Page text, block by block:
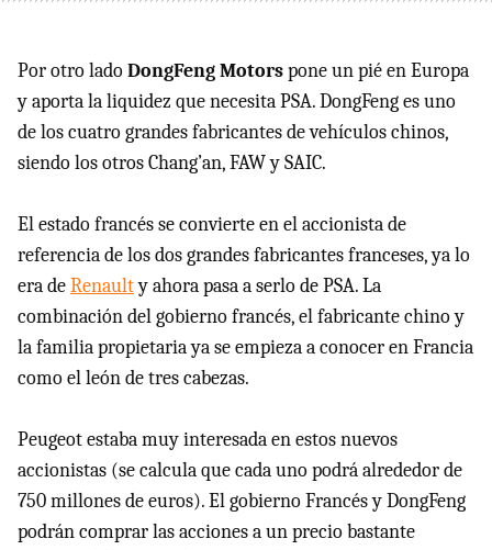
Por otro ladoDongFeng Motorspone un pié en Europa
y aporta la liquidez que necesita PSA. DongFeng es uno
de los cuatro grandes fabricantes de vehículos chinos,
siendo los otros Chang’an, FAW y SAIC.
El estado francés se convierte en el accionista de
referencia de los dos grandes fabricantes franceses, ya lo
era deRenaulty ahora pasa a serlo de PSA. La
combinación del gobierno francés, el fabricante chino y
la familia propietaria ya se empieza a conocer en Francia
como el león de tres cabezas.
Peugeot estaba muy interesada en estos nuevos
accionistas (se calcula que cada uno podrá alrededor de
750 millones de euros). El gobierno Francés y DongFeng
podrán comprar las acciones a un precio bastante